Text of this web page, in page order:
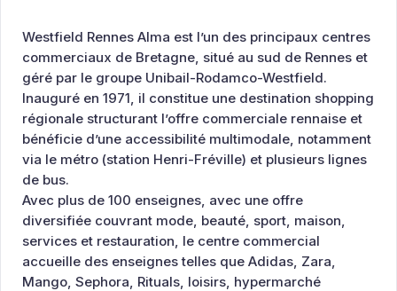
Westfield Rennes Alma est l’un des principaux centres
commerciaux de Bretagne, situé au sud de Rennes et
géré par le groupe Unibail-Rodamco-Westfield.
Inauguré en 1971, il constitue une destination shopping
régionale structurant l’offre commerciale rennaise et
bénéficie d’une accessibilité multimodale, notamment
via le métro (station Henri-Fréville) et plusieurs lignes
de bus.
Avec plus de 100 enseignes, avec une offre
diversifiée couvrant mode, beauté, sport, maison,
services et restauration, le centre commercial
accueille des enseignes telles que Adidas, Zara,
Mango, Sephora, Rituals, loisirs, hypermarché